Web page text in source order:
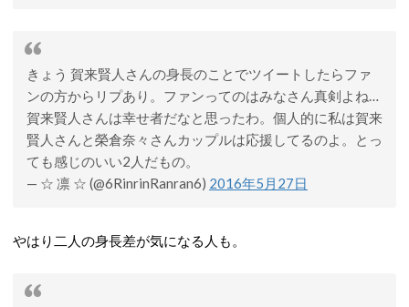
きょう 賀来賢人さんの身長のことでツイートしたらファ
ンの方からリプあり。ファンってのはみなさん真剣よね…
賀来賢人さんは幸せ者だなと思ったわ。個人的に私は賀来
賢人さんと榮倉奈々さんカップルは応援してるのよ。とっ
ても感じのいい2人だもの。
— ☆ 凛 ☆ (@6RinrinRanran6) 2016年5月27日
やはり二人の身長差が気になる人も。